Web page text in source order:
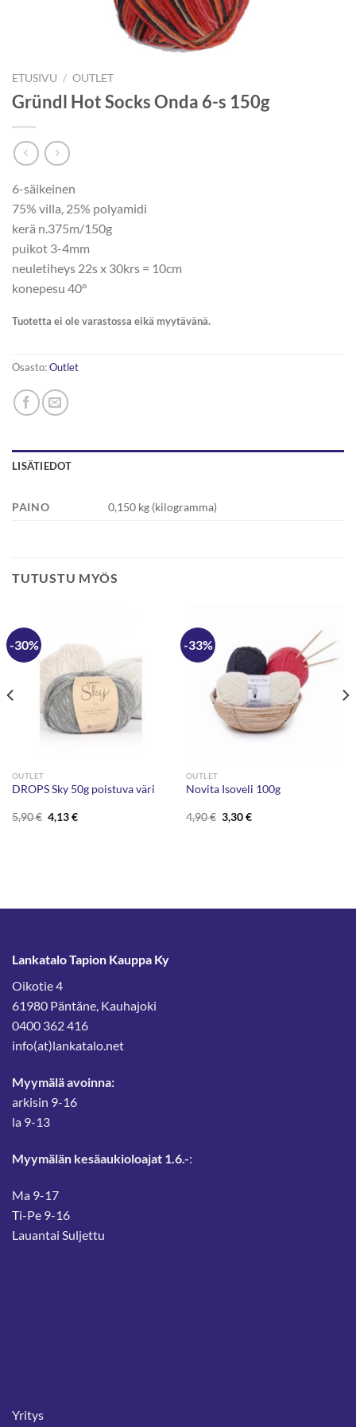
ETUSIVU / OUTLET
Gründl Hot Socks Onda 6-s 150g
6-säikeinen
75% villa, 25% polyamidi
kerä n.375m/150g
puikot 3-4mm
neuletiheys 22s x 30krs = 10cm
konepesu 40°
Tuotetta ei ole varastossa eikä myytävänä.
Osasto:Outlet
LISÄTIEDOT
PAINO 0,150 kg (kilogramma)
TUTUSTU MYÖS
-30%
OUTLET
DROPS Sky 50g poistuva väri
5,90€ Alkuperäinen
hinta
4,13€Nykyinen
-33%
OUTLET
Novita Isoveli 100g
4,90€ Alkuperäinen
hinta
3,30€Nykyinen
Lankatalo Tapion Kauppa Ky
Oikotie 4
61980 Päntäne, Kauhajoki
0400 362 416
info(at)lankatalo.net
Myymälä avoinna:
arkisin 9-16
la 9-13
Myymälän kesäaukioloajat 1.6.-:
Ma 9-17
Ti-Pe 9-16
Lauantai Suljettu
Yritys